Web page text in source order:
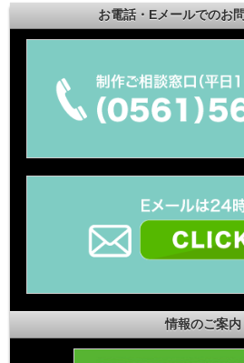
お電話・Eメールでのお
情報のご案内